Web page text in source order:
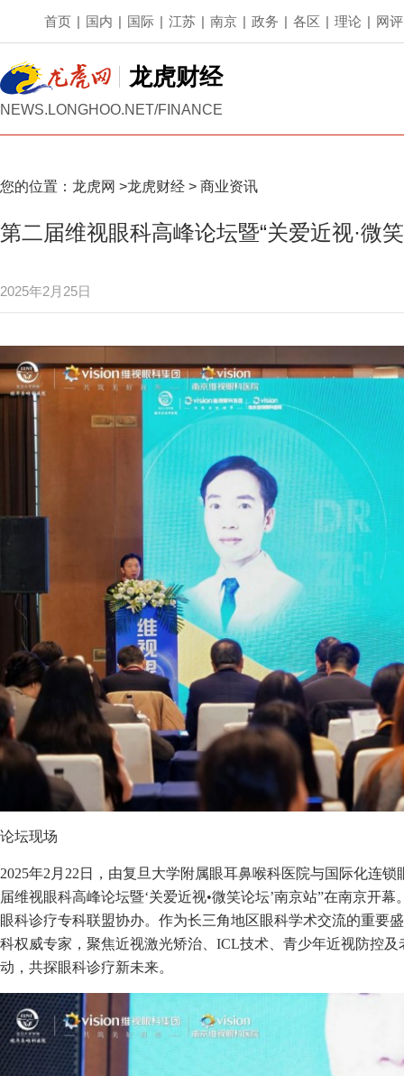
首页 | 国内 | 国际 | 江苏 | 南京 | 政务 | 各区 | 理论 | 网评
龙虎财经
NEWS.LONGHOO.NET/FINANCE
您的位置： 龙虎网 >龙虎财经 > 商业资讯
第二届维视眼科高峰论坛暨“关爱近视·微
2025年2月25日
论坛现场
2025年2月22日，由复旦大学附属眼耳鼻喉科医院与国际化连
届维视眼科高峰论坛暨‘关爱近视•微笑论坛’南京站”在南京开
眼科诊疗专科联盟协办。作为长三角地区眼科学术交流的重要
科权威专家，聚焦近视激光矫治、ICL技术、青少年近视防控
动，共探眼科诊疗新未来。